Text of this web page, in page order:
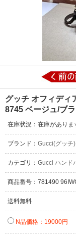
グッチ オフィディ
8745 ベージュ/ブ
在庫状況：在庫がありま
ブランド： Gucci(グッチ
カテゴリ： Gucci ハンド
商品番号：781490
送料無料
N品価格：19000円